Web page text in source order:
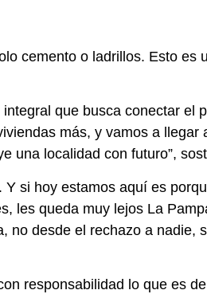
cemento o ladrillos. Esto es
que busca conectar el
más, y vamos a llegar
una localidad con futuro”,
si hoy estamos aquí es
les queda muy lejos La
no desde el rechazo a nadie,
responsabilidad lo que es